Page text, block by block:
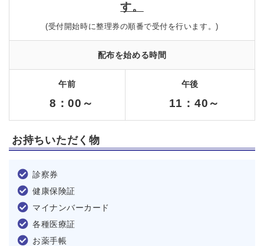
す。
(受付開始時に整理券の順番で受付を行います。)
配布を始める時間
午前
8：00～
午後
11：40～
お持ちいただく物
診察券
健康保険証
マイナンバーカード
各種医療証
お薬手帳